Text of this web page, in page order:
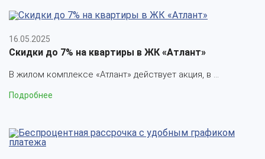
16.05.2025
Скидки до 7% на квартиры в ЖК «Атлант»
В жилом комплексе «Атлант» действует акция, в ...
Подробнее